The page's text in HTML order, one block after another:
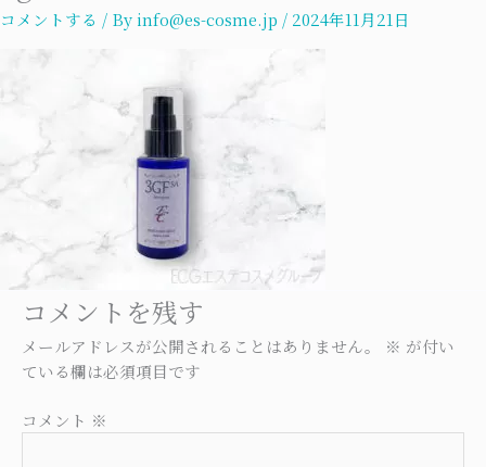
コメントする / Byinfo@es-cosme.jp / 2024年11月21日
コメントを残す
メールアドレスが公開されることはありません。 ※ が付い
ている欄は必須項目です
コメント ※